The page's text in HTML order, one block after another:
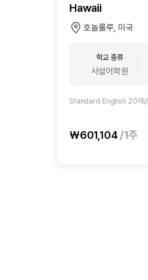
Hawaii
호놀룰루, 미국
학교 종류
사설어학원
Standard English 20레
₩601,104 /1주